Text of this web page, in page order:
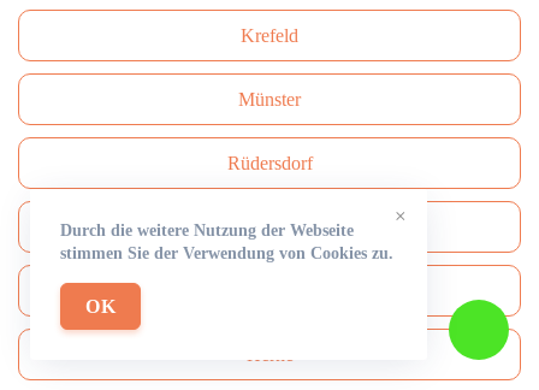
Krefeld
Münster
Rüdersdorf
Mönchengladbach ×
Durch die weitere Nutzung der Webseite
stimmen Sie der Verwendung von Cookies zu.
OK